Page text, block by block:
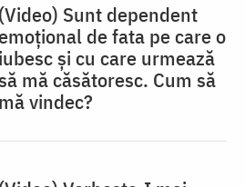
(Video) Sunt dependent
de fata pe care o
iubesc și cu care urmează
să mă căsătoresc. Cum să
mă vindec?